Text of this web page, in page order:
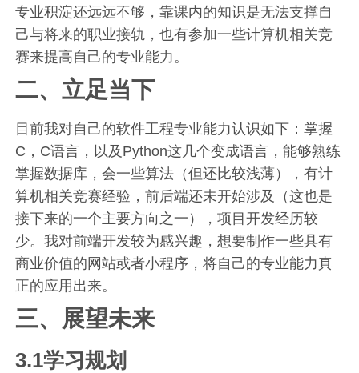
专业积淀还远远不够，靠课内的知识是无法支撑自
己与将来的职业接轨，也有参加一些计算机相关竞
赛来提高自己的专业能力。
二、立足当下
目前我对自己的软件工程专业能力认识如下：掌握
C，C语言，以及Python这几个变成语言，能够熟练
掌握数据库，会一些算法（但还比较浅薄），有计
算机相关竞赛经验，前后端还未开始涉及（这也是
接下来的一个主要方向之一），项目开发经历较
少。我对前端开发较为感兴趣，想要制作一些具有
商业价值的网站或者小程序，将自己的专业能力真
正的应用出来。
三、展望未来
3.1学习规划